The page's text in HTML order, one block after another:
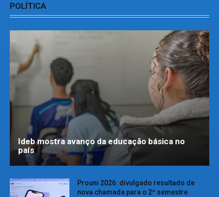
POLÍTICA
Ideb mostra avanço da educação básica no
país
Prouni 2026: divulgado resultado de
nova chamada para o 2º semestre